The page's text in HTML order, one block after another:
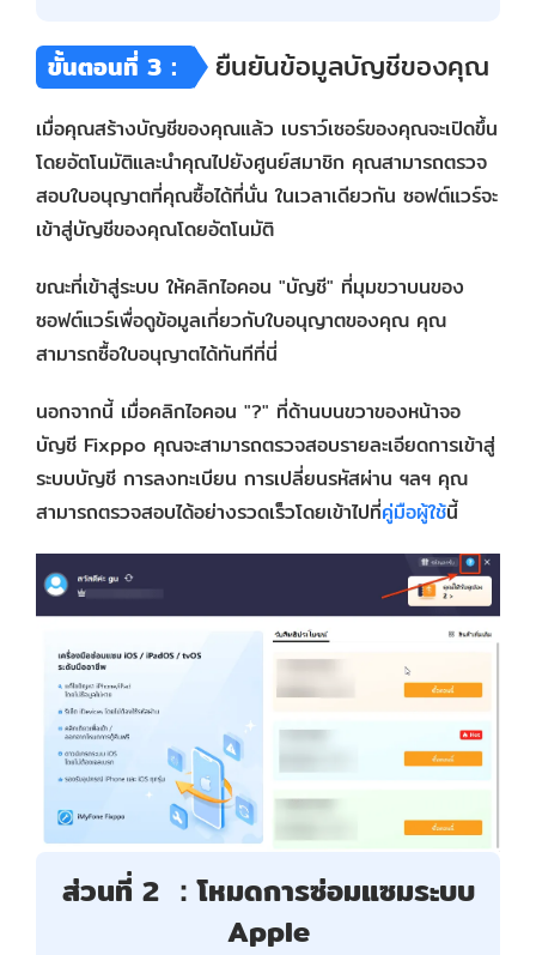
ขั้นตอนที่ 3： ยืนยันข้อมูลบัญชีของคุณ
เมื่อคุณสร้างบัญชีของคุณแล้ว เบราว์เซอร์ของคุณจะเปิดขึ้น
โดยอัตโนมัติและนำคุณไปยังศูนย์สมาชิก คุณสามารถตรวจ
สอบใบอนุญาตที่คุณซื้อได้ที่นั่น ในเวลาเดียวกัน ซอฟต์แวร์จะ
เข้าสู่บัญชีของคุณโดยอัตโนมัติ
ขณะที่เข้าสู่ระบบ ให้คลิกไอคอน "บัญชี" ที่มุมขวาบนของ
ซอฟต์แวร์เพื่อดูข้อมูลเกี่ยวกับใบอนุญาตของคุณ คุณ
สามารถซื้อใบอนุญาตได้ทันทีที่นี่
นอกจากนี้ เมื่อคลิกไอคอน "?" ที่ด้านบนขวาของหน้าจอ
บัญชี Fixppo คุณจะสามารถตรวจสอบรายละเอียดการเข้าสู่
ระบบบัญชี การลงทะเบียน การเปลี่ยนรหัสผ่าน ฯลฯ คุณ
สามารถตรวจสอบได้อย่างรวดเร็วโดยเข้าไปที่คู่มือผู้ใช้นี้
ส่วนที่ 2 ：โหมดการซ่อมแซมระบบ
Apple